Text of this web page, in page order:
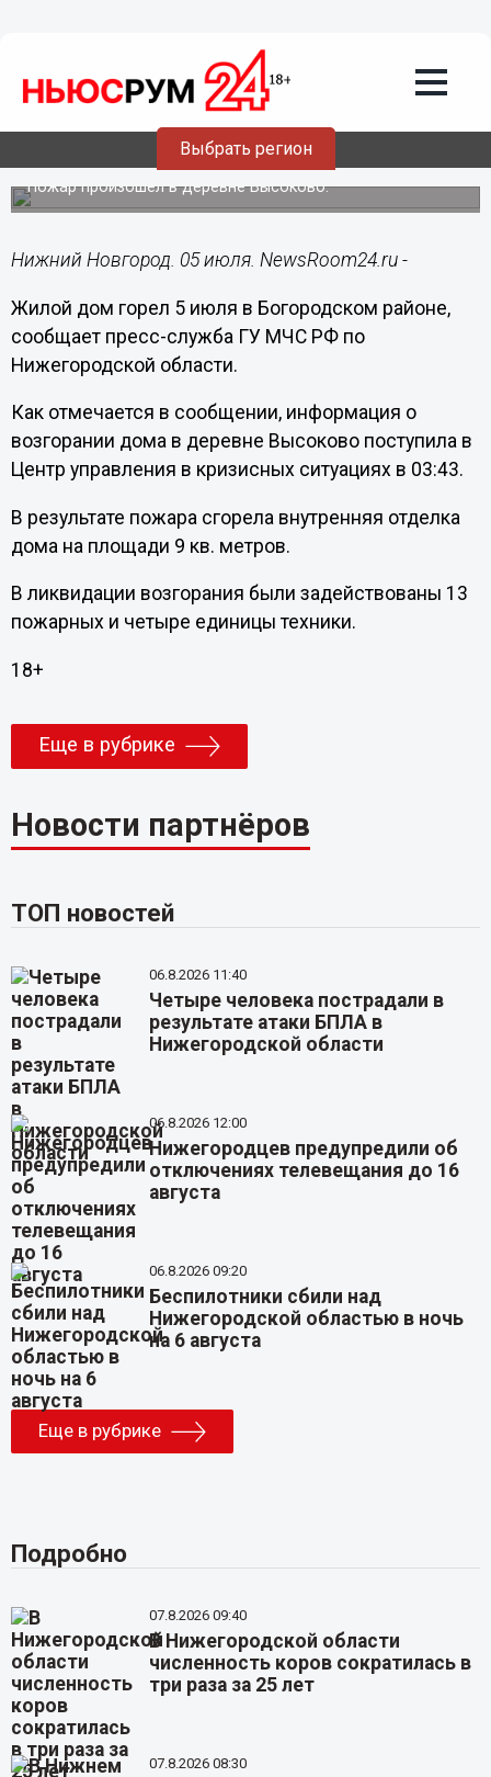
Выбрать регион
05.07.201816:30
Жилой дом горел 5 июля в
Богородском районе
Пожар произошел в деревне Высоково.
Нижний Новгород. 05 июля. NewsRoom24.ru -
Жилой дом горел 5 июля в Богородском районе,
сообщает пресс-служба ГУ МЧС РФ по
Нижегородской области.
Как отмечается в сообщении, информация о
возгорании дома в деревне Высоково поступила в
Центр управления в кризисных ситуациях в 03:43.
В результате пожара сгорела внутренняя отделка
дома на площади 9 кв. метров.
В ликвидации возгорания были задействованы 13
пожарных и четыре единицы техники.
18+
Еще в рубрике
Новости партнёров
ТОП новостей
06.8.2026 11:40
Четыре человека пострадали в
результате атаки БПЛА в
Нижегородской области
06.8.2026 12:00
Нижегородцев предупредили об
отключениях телевещания до 16
августа
06.8.2026 09:20
Беспилотники сбили над
Нижегородской областью в ночь
на 6 августа
Еще в рубрике
Подробно
07.8.2026 09:40
В Нижегородской области
численность коров сократилась в
три раза за 25 лет
07.8.2026 08:30